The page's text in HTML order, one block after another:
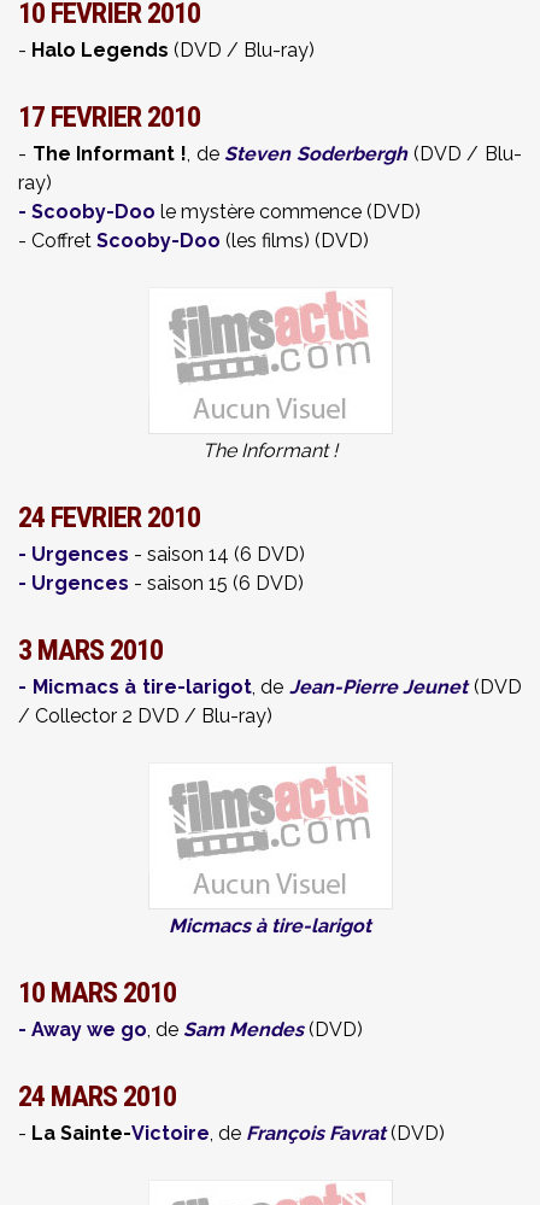
10 FEVRIER 2010
- Halo Legends (DVD / Blu-ray)
17 FEVRIER 2010
- The Informant !, deSteven Soderbergh(DVD / Blu-
ray)
- Scooby-Doo le mystère commence (DVD)
- Coffret Scooby-Doo (les films) (DVD)
The Informant !
24 FEVRIER 2010
- Urgences - saison 14 (6 DVD)
- Urgences - saison 15 (6 DVD)
3 MARS 2010
- Micmacs à tire-larigot, de Jean-Pierre Jeunet(DVD
/ Collector 2 DVD / Blu-ray)
Micmacs à tire-larigot
10 MARS 2010
- Away we go, de Sam Mendes(DVD)
24 MARS 2010
- La Sainte-Victoire, de François Favrat(DVD)